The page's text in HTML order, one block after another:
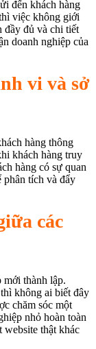
đến khách hàng
việc không giới
đầy đủ và chi tiết
doanh nghiệp của
vi và sở
hàng thông
khách hàng truy
hàng có sự quan
phân tích và đẩy
các
mới thành lập.
không ai biết đây
chăm sóc một
nhỏ hoàn toàn
website thật khác